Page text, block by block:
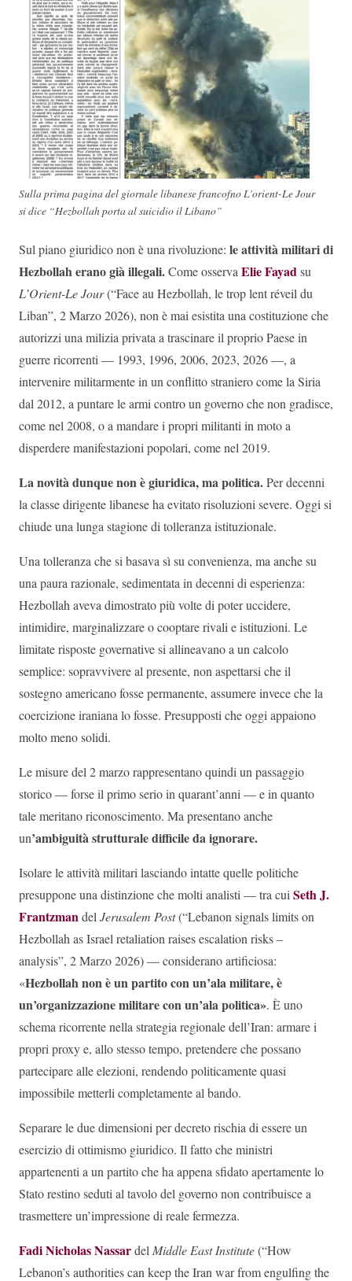
Sulla prima pagina del giornale libanese francofno L’orient-Le Jour
si dice “Hezbollah porta al suicidio il Libano”
Sul piano giuridico non è una rivoluzione: le attività militari di
Hezbollah erano già illegali.Come osserva Elie Fayad su
L’Orient-Le Jour(“Face au Hezbollah, le trop lent réveil du
Liban”, 2 Marzo 2026), non è mai esistita una costituzione che
autorizzi una milizia privata a trascinare il proprio Paese in
guerre ricorrenti — 1993, 1996, 2006, 2023, 2026 —, a
intervenire militarmente in un conflitto straniero come la Siria
dal 2012, a puntare le armi contro un governo che non gradisce,
come nel 2008, o a mandare i propri militanti in moto a
disperdere manifestazioni popolari, come nel 2019.
La novità dunque non è giuridica, ma politica.Per decenni
la classe dirigente libanese ha evitato risoluzioni severe. Oggi si
chiude una lunga stagione di tolleranza istituzionale.
Una tolleranza che si basava sì su convenienza, ma anche su
una paura razionale, sedimentata in decenni di esperienza:
Hezbollah aveva dimostrato più volte di poter uccidere,
intimidire, marginalizzare o cooptare rivali e istituzioni. Le
limitate risposte governative si allineavano a un calcolo
semplice: sopravvivere al presente, non aspettarsi che il
sostegno americano fosse permanente, assumere invece che la
coercizione iraniana lo fosse. Presupposti che oggi appaiono
molto meno solidi.
Le misure del 2 marzo rappresentano quindi un passaggio
storico — forse il primo serio in quarant’anni — e in quanto
tale meritano riconoscimento. Ma presentano anche
un’ambiguità strutturale difficile da ignorare.
Isolare le attività militari lasciando intatte quelle politiche
presuppone una distinzione che molti analisti — tra cui Seth J.
Frantzman del Jerusalem Post(“Lebanon signals limits on
Hezbollah as Israel retaliation raises escalation risks –
analysis”, 2 Marzo 2026) — considerano artificiosa:
«Hezbollah non è un partito con un’ala militare, è
un’organizzazione militare con un’ala politica». È uno
schema ricorrente nella strategia regionale dell’Iran: armare i
propri proxy e, allo stesso tempo, pretendere che possano
partecipare alle elezioni, rendendo politicamente quasi
impossibile metterli completamente al bando.
Separare le due dimensioni per decreto rischia di essere un
esercizio di ottimismo giuridico. Il fatto che ministri
appartenenti a un partito che ha appena sfidato apertamente lo
Stato restino seduti al tavolo del governo non contribuisce a
trasmettere un’impressione di reale fermezza.
Fadi Nicholas Nassardel Middle East Institute(“How
Lebanon’s authorities can keep the Iran war from engulfing the